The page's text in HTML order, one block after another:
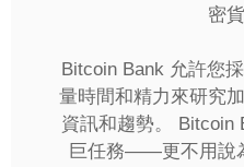
密
Bitcoin Bank 允許您
量時間和精力來研究
資訊和趨勢。 Bitcoin
巨任務——更不用說